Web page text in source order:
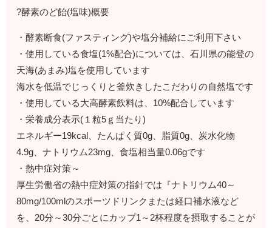
?酵素のど飴(塩味)概要
・酵素断食(ファスティング)や塩分補給にご利用下さい
・使用している食塩(1%配合)については、石川県の能登の
天海(あまみ)塩を使用しています
海水を低温でじっくりと釜炊きしたこだわりの自然塩です
・使用している大高酵素飲料は、10%配合しています
・栄養成分表示(１粒5ｇ当たり)
エネルギー19kcal、たんぱく質0g、脂質0g、炭水化物
4.9g、ナトリウム23mg、食塩相当量0.06gです
・熱中症対策～
厚生労働省の熱中症対策の指針では『ナトリウム40～
80mg/100mlのスポーツドリンクまたは経口補水液など
を、20分～30分ごとにカップ1～2杯程度を摂取することが